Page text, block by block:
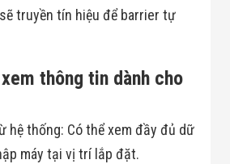
Điện Tử
Dự Án Khối Nhà
Xưởng -
Logistics
truyền tín hiệu để barrier tự
thông tin dành cho
hệ thống: Có thể xem đầy đủ dữ
máy tại vị trí lắp đặt.